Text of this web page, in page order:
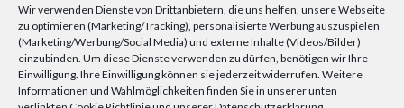
Wir verwenden Dienste von Drittanbietern, die uns helfen, unsere Webseite
zu optimieren (Marketing/Tracking), personalisierte Werbung auszuspielen
(Marketing/Werbung/Social Media) und externe Inhalte (Videos/Bilder)
einzubinden. Um diese Dienste verwenden zu dürfen, benötigen wir Ihre
Einwilligung. Ihre Einwilligung können sie jederzeit widerrufen. Weitere
Informationen und Wahlmöglichkeiten finden Sie in unserer unten
(6) Übertöpfe